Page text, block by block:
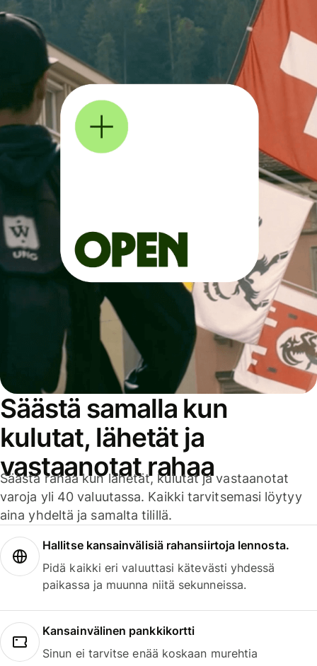
Säästä samalla kun
kulutat, lähetät ja
vastaanotat rahaa
Säästä rahaa kun lähetät, kulutat ja vastaanotat
varoja yli 40 valuutassa. Kaikki tarvitsemasi löytyy
aina yhdeltä ja samalta tilillä.
Hallitse kansainvälisiä rahansiirtoja lennosta.
Pidä kaikki eri valuuttasi kätevästi yhdessä
paikassa ja muunna niitä sekunneissa.
Kansainvälinen pankkikortti
Sinun ei tarvitse enää koskaan murehtia